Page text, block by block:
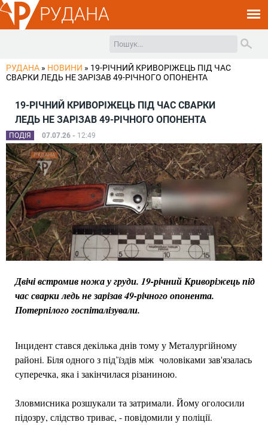
РУДАНА
РУДАНА » НОВИНИ » 19-РІЧНИЙ КРИВОРІЖЕЦЬ ПІД ЧАС
СВАРКИ ЛЕДЬ НЕ ЗАРІЗАВ 49-РІЧНОГО ОПОНЕНТА
19-РІЧНИЙ КРИВОРІЖЕЦЬ ПІД ЧАС СВАРКИ
ЛЕДЬ НЕ ЗАРІЗАВ 49-РІЧНОГО ОПОНЕНТА
ПОДІЯ 07.07.26 - 12:49
Двічі встромив ножа у груди. 19-річний Криворіжець під
час сварки ледь не зарізав 49-річного опонента.
Потерпілого госпіталізували.
Інцидент стався декілька днів тому у Металургійному
районі. Біля одного з під’їздів між чоловіками зав'язалась
суперечка, яка і закінчилася різаниною.
Зловмисника розшукали та затримали. Йому оголосили
підозру, слідство триває, - повідомили у поліції.